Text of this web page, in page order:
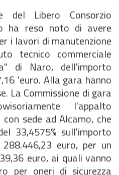
del Libero Consorzio
ha reso noto di avere
i lavori di manutenzione
tecnico commerciale
di Naro, dell'importo
'euro. Alla gara hanno
La Commissione di gara
l'appalto
sede ad Alcamo, che
33,4575% sull'importo
euro, per un
euro, ai quali vanno
per oneri di sicurezza